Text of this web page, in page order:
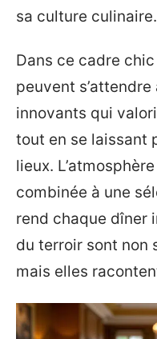
sa culture culinaire.
Dans ce cadre
peuvent
innovants qui
tout en se laissant
lieux.
combinée à une
rend chaque dîner
du terroir sont non
mais elles